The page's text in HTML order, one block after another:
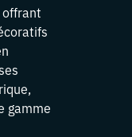
offrant
gamme